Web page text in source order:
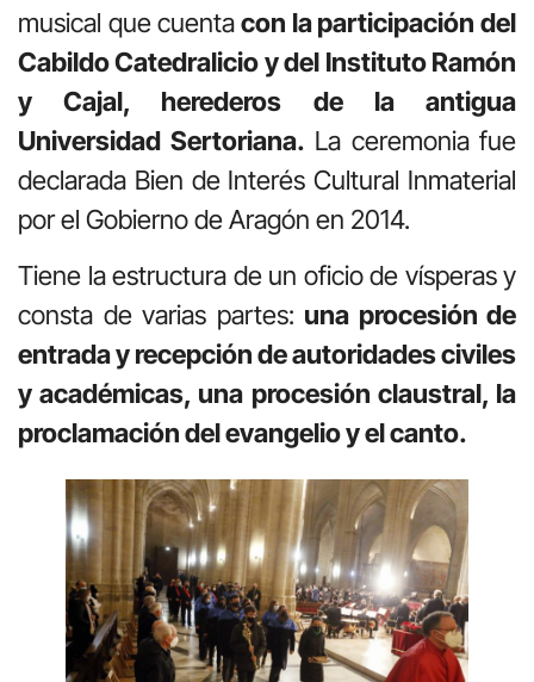
musical que cuentacon la participación del
Cabildo Catedralicio y del Instituto Ramón
y Cajal, herederos de la antigua
Universidad Sertoriana. La ceremonia fue
declarada Bien de Interés Cultural Inmaterial
por el Gobierno de Aragón en 2014.
Tiene la estructura de un oficio de vísperas y
consta de varias partes: una procesión de
entrada y recepción de autoridades civiles
y académicas, una procesión claustral, la
proclamación del evangelio y el canto.